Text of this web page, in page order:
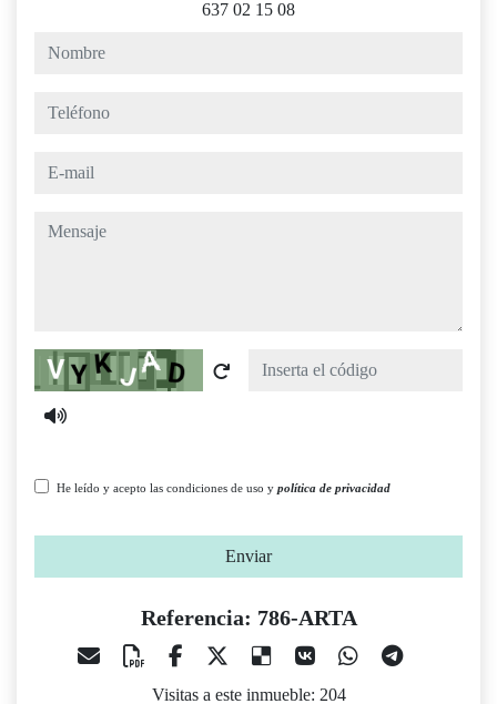
637 02 15 08
nombre
teléfono
e-mail
mensaje
Captcha
He leído y acepto las condiciones de uso y política de privacidad
Enviar
Referencia: 786-ARTA
Visitas a este inmueble: 204